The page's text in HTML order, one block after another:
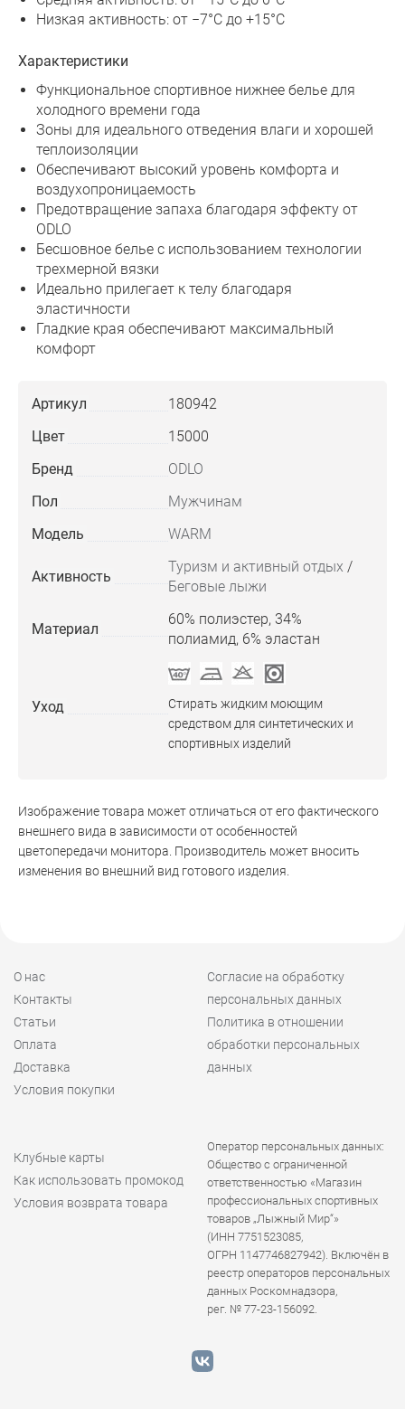
Низкая активность: от −7°C до +15°C
Характеристики
Функциональное спортивное нижнее белье для
холодного времени года
Зоны для идеального отведения влаги и хорошей
теплоизоляции
Обеспечивают высокий уровень комфорта и
воздухопроницаемость
Предотвращение запаха благодаря эффекту от
ODLO
Бесшовное белье с использованием технологии
трехмерной вязки
Идеально прилегает к телу благодаря
эластичности
Гладкие края обеспечивают максимальный
комфорт
Артикул
180942
Цвет
15000
Бренд
ODLO
Пол
Мужчинам
Модель
WARM
Активность
Туризм и активный отдых /
Беговые лыжи
Материал
60% полиэстер, 34%
полиамид, 6% эластан
Уход
Стирать жидким моющим
средством для синтетических и
спортивных изделий
Изображение товара может отличаться от его фактического
внешнего вида в зависимости от особенностей
цветопередачи монитора. Производитель может вносить
изменения во внешний вид готового изделия.
О нас
Контакты
Статьи
Оплата
Доставка
Условия покупки
Согласие на обработку
персональных данных
Политика в отношении
обработки персональных
данных
Клубные карты
Как использовать промокод
Условия возврата товара
Оператор персональных данных:
Общество с ограниченной
ответственностью «Магазин
профессиональных спортивных
товаров „Лыжный Мир“»
(ИНН 7751523085,
ОГРН 1147746827942). Включён в
реестр операторов персональных
данных Роскомнадзора,
рег. № 77-23-156092.